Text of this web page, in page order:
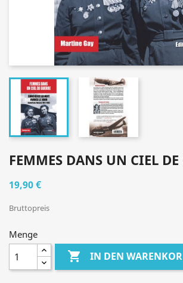
FEMMES DANS UN CIEL DE
19,90 €
Bruttopreis
Menge
 IN DEN